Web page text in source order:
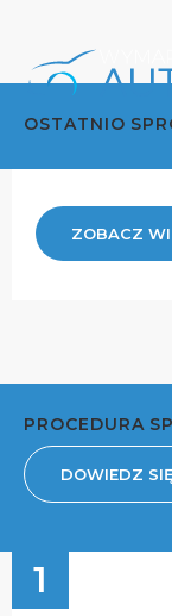
OSTATNIO
ZOBACZ
PROCEDURA
DOWIEDZ
1